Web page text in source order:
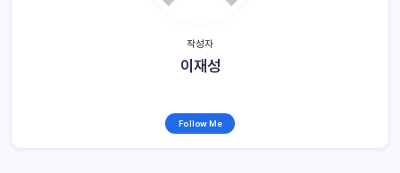
작성자
이재성
Follow Me